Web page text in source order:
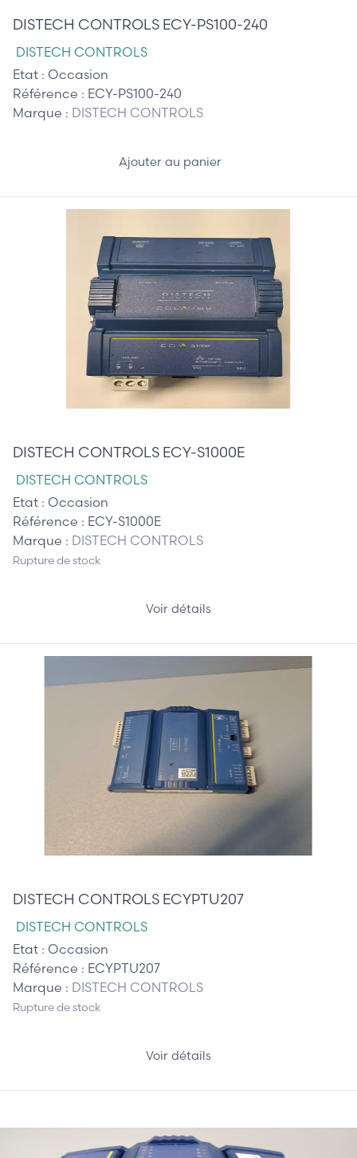
DISTECH CONTROLS ECY-PS100-240
DISTECH CONTROLS
Etat : Occasion
Référence : ECY-PS100-240
Marque : DISTECH CONTROLS
Ajouter au panier
DISTECH CONTROLS ECY-S1000E
DISTECH CONTROLS
Etat : Occasion
Référence : ECY-S1000E
Marque : DISTECH CONTROLS
Rupture de stock
Voir détails
DISTECH CONTROLS ECYPTU207
DISTECH CONTROLS
Etat : Occasion
Référence : ECYPTU207
Marque : DISTECH CONTROLS
Rupture de stock
Voir détails